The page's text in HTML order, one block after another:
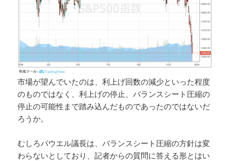
市場が望んでいたのは、利上げ回数の減少といった程度
のものではなく、利上げの停止、バランスシート圧縮の
停止の可能性まで踏み込んだものであったのではないだ
ろうか。
むしろパウエル議長は、バランスシート圧縮の方針は変
わらないとしており、記者からの質問に答える形とはい